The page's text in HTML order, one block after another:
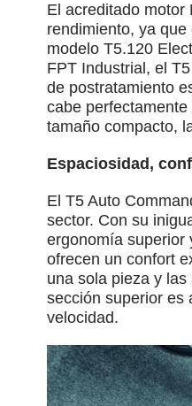
El acreditado motor
rendimiento, ya
modelo T5.120
FPT Industrial, el
de postratamiento
cabe
tamaño compacto,
Espaciosidad,
El T5 Auto
sector. Con su
ergonomía superior
ofrecen un confort
una sola pieza y
sección superior es
velocidad.